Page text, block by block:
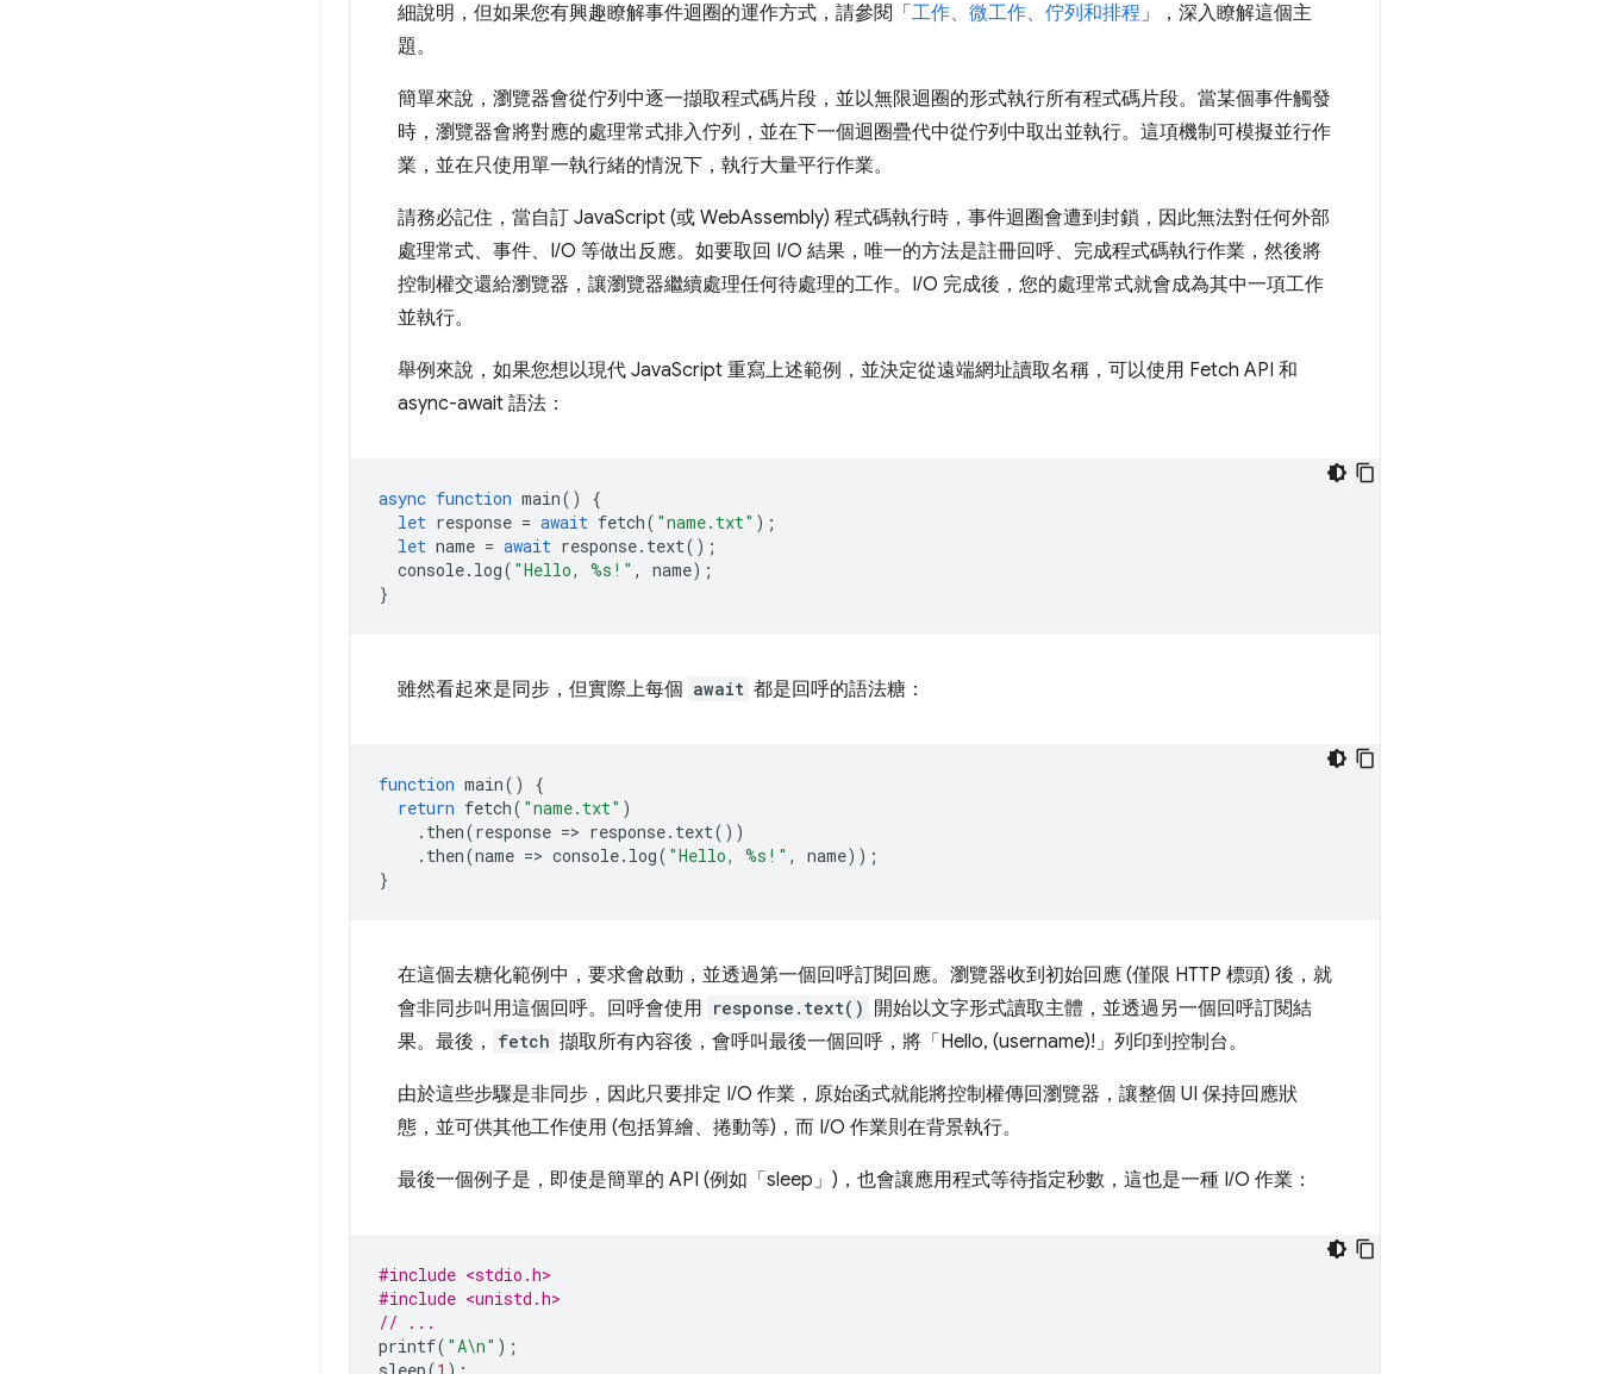
細說明，但如果您有興趣瞭解事件迴圈的運作方式，請參閱「 工作、微工作、佇列和排程」，深入瞭解這個主
題。
簡單來說，瀏覽器會從佇列中逐一擷取程式碼片段，並以無限迴圈的形式執行所有程式碼片段。當某個事件觸發
時，瀏覽器會將對應的處理常式排入佇列，並在下一個迴圈疊代中從佇列中取出並執行。這項機制可模擬並行作
業，並在只使用單一執行緒的情況下，執行大量平行作業。
請務必記住，當自訂 JavaScript (或 WebAssembly) 程式碼執行時，事件迴圈會遭到封鎖，因此無法對任何外部
處理常式、事件、I/O 等做出反應。如要取回 I/O 結果，唯一的方法是註冊回呼、完成程式碼執行作業，然後將
控制權交還給瀏覽器，讓瀏覽器繼續處理任何待處理的工作。I/O 完成後，您的處理常式就會成為其中一項工作
並執行。
舉例來說，如果您想以現代 JavaScript 重寫上述範例，並決定從遠端網址讀取名稱，可以使用 Fetch API 和
async-await 語法：
async function main()
{
let response = await fetch( "name.txt" );
let name = await response. text();
console. log( "Hello, %s!" , name);
}
雖然看起來是同步，但實際上每個 await 都是回呼的語法糖：
function main()
{
return fetch( "name.txt" )
. then(response => response. text())
. then(name => console. log( "Hello, %s!" , name));
}
在這個去糖化範例中，要求會啟動，並透過第一個回呼訂閱回應。瀏覽器收到初始回應 (僅限 HTTP 標頭) 後，就
會非同步叫用這個回呼。回呼會使用 response.text()
開始以文字形式讀取主體，並透過另一個回呼訂閱結
果。最後，
fetch 擷取所有內容後，會呼叫最後一個回呼，將「Hello, (username)!」列印到控制台。
由於這些步驟是非同步，因此只要排定 I/O 作業，原始函式就能將控制權傳回瀏覽器，讓整個 UI 保持回應狀
態，並可供其他工作使用 (包括算繪、捲動等)，而 I/O 作業則在背景執行。
最後一個例子是，即使是簡單的 API (例如「sleep」)，也會讓應用程式等待指定秒數，這也是一種 I/O 作業：
#include <stdio.h>
#include <unistd.h>
// ...
printf( "A\n" );